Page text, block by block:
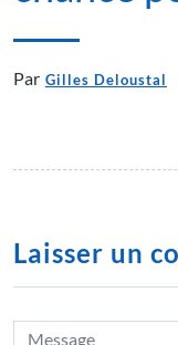
Par Gilles Deloustal
Laisser un